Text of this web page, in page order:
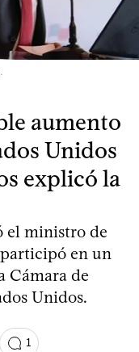
aumento
Unidos
explicó la
el ministro de
en un
Cámara de
Unidos.
1